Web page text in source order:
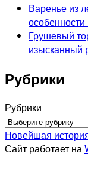
Варенье из
Грушевый
изысканный
Рубрики
Рубрики
Новейшая
Сайт работает на